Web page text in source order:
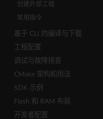
创建外部工程
常用指令
基于 CLI 的编译与下载
工程配置
调试与故障排查
CMake 架构和用法
SDK 示例
Flash 和 RAM 布局
开发者配置